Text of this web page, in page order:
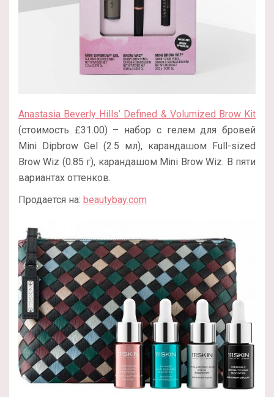
Anastasia Beverly Hills’ Defined & Volumized Brow Kit
(стоимость £31.00) – набор с гелем для бровей
Mini Dipbrow Gel (2.5 мл), карандашом Full-sized
Brow Wiz (0.85 г), карандашом Mini Brow Wiz. В пяти
вариантах оттенков.
Продается на: beautybay.com